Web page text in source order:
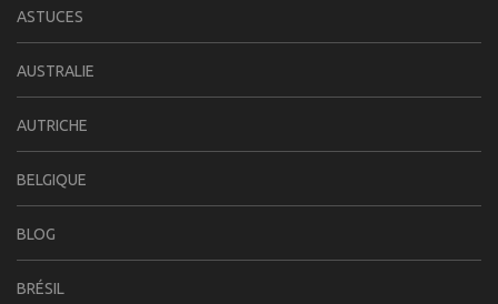
ASTUCES
AUSTRALIE
AUTRICHE
BELGIQUE
BLOG
BRÉSIL